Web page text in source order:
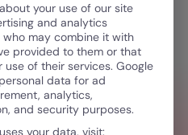
con el trabajo?
lectura
your use of our site
and analytics
who may combine it with
provided to them or that
of their services. Google
data for ad
analytics,
and security purposes.
your data, visit: